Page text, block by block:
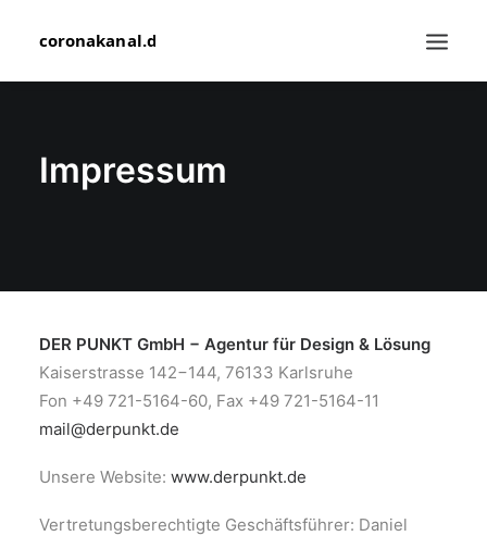
IHR FEEDBACK
Impressum
DER PUNKT GmbH − Agentur für Design & Lösung
Kaiserstrasse 142−144, 76133 Karlsruhe
Fon +49 721-5164-60, Fax +49 721-5164-11
mail@derpunkt.de
Unsere Website: www.derpunkt.de
Vertretungsberechtigte Geschäftsführer: Daniel